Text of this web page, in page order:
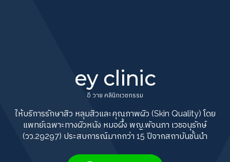
ey clinic
อี วาย คลินิกเวชกรรม
ให้บริการรักษาสิว หลุมสิวและคุณภาพผิว (Skin Quality) โดย
แพทย์เฉพาะทางผิวหนัง หมอผึ้ง พญ.พัจนภา เวชอนุรักษ์
(วว.29297) ประสบการณ์มากกว่า 15 ปีจากสถาบันชั้นนำ